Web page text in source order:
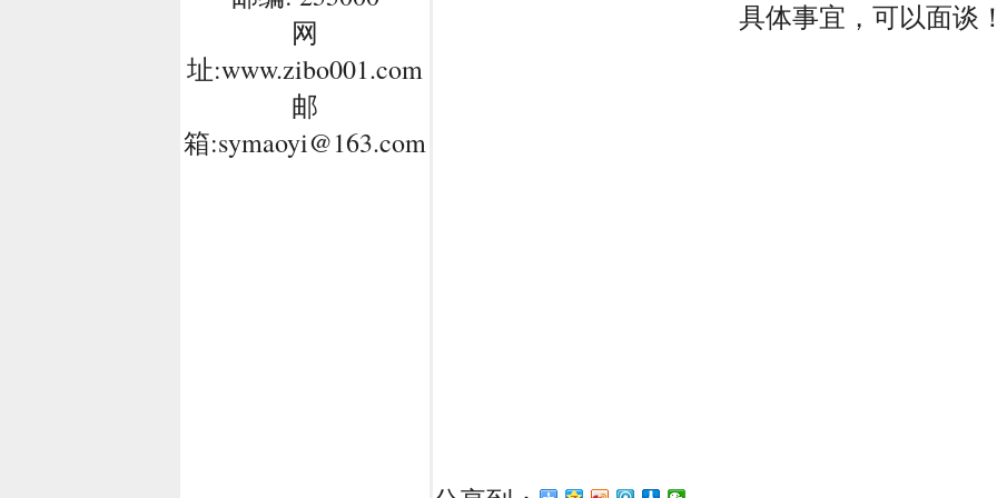
网
址:www.zibo001.com
邮
箱:symaoyi@163.com
具体事宜，可以面谈